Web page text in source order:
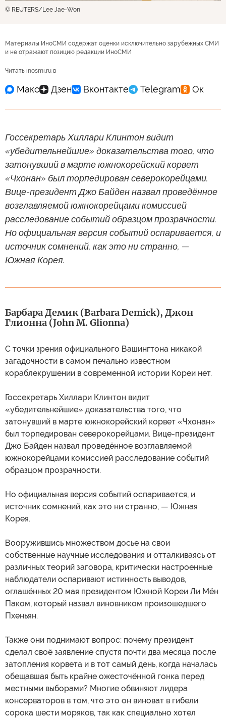
© REUTERS/Lee Jae-Won
Материалы ИноСМИ содержат оценки исключительно зарубежных СМИ
и не отражают позицию редакции ИноСМИ
Читать inosmi.ru в
Госсекретарь Хиллари Клинтон видит
«убедительнейшие» доказательства того, что
затонувший в марте южнокорейский корвет
«Чхонан» был торпедирован северокорейцами.
Вице-президент Джо Байден назвал проведённое
возглавляемой южнокорейцами комиссией
расследование событий образцом прозрачности.
Но официальная версия событий оспаривается, и
источник сомнений, как это ни странно, —
Южная Корея.
Барбара Демик (Barbara Demick), Джон
Глионна (John M. Glionna)
С точки зрения официального Вашингтона никакой
загадочности в самом печально известном
кораблекрушении в современной истории Кореи нет.
Госсекретарь Хиллари Клинтон видит
«убедительнейшие» доказательства того, что
затонувший в марте южнокорейский корвет «Чхонан»
был торпедирован северокорейцами. Вице-президент
Джо Байден назвал проведённое возглавляемой
южнокорейцами комиссией расследование событий
образцом прозрачности.
Но официальная версия событий оспаривается, и
источник сомнений, как это ни странно, — Южная
Корея.
Вооружившись множеством досье на свои
собственные научные исследования и отталкиваясь от
различных теорий заговора, критически настроенные
наблюдатели оспаривают истинность выводов,
оглашённых 20 мая президентом Южной Кореи Ли Мён
Паком, который назвал виновником произошедшего
Пхеньян.
Также они поднимают вопрос: почему президент
сделал своё заявление спустя почти два месяца после
затопления корвета и в тот самый день, когда началась
обещавшая быть крайне ожесточённой гонка перед
местными выборами? Многие обвиняют лидера
консерваторов в том, что это он виноват в гибели
сорока шести моряков, так как специально хотел